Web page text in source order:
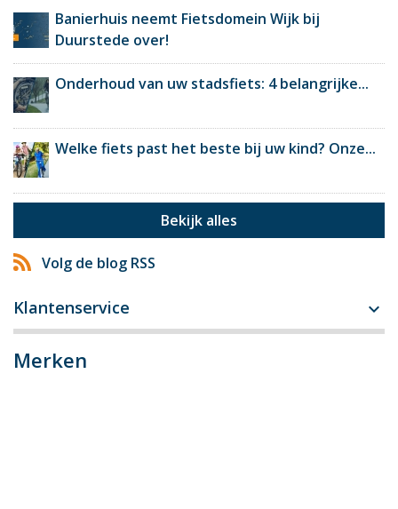
Banierhuis neemt Fietsdomein Wijk bij
Duurstede over!
Onderhoud van uw stadsfiets: 4 belangrijke...
Welke fiets past het beste bij uw kind? Onze...
Bekijk alles
Volg de blog RSS
Klantenservice 
Merken